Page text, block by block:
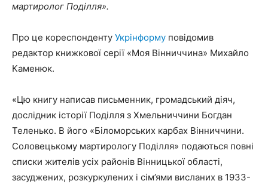
мартиролог Поділля».
Про це кореспонденту Укрінформу повідомив
редактор книжкової серії «Моя Вінниччина» Михайло
Каменюк.
«Цю книгу написав письменник, громадський діяч,
дослідник історії Поділля з Хмельниччини Богдан
Теленько. В його «Біломорських карбах Вінниччини.
Соловецькому мартирологу Поділля» подаються повні
списки жителів усіх районів Вінницької області,
засуджених, розкуркулених і сім’ями висланих в 1933-